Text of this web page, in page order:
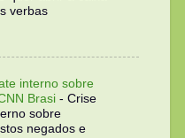
verbas
interno sobre
Brasi - Crise
sobre
negados e